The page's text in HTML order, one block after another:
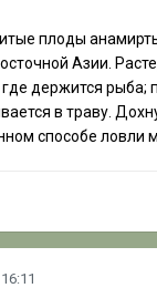
плоды
Азии.
где держится
в траву.
способе ловли